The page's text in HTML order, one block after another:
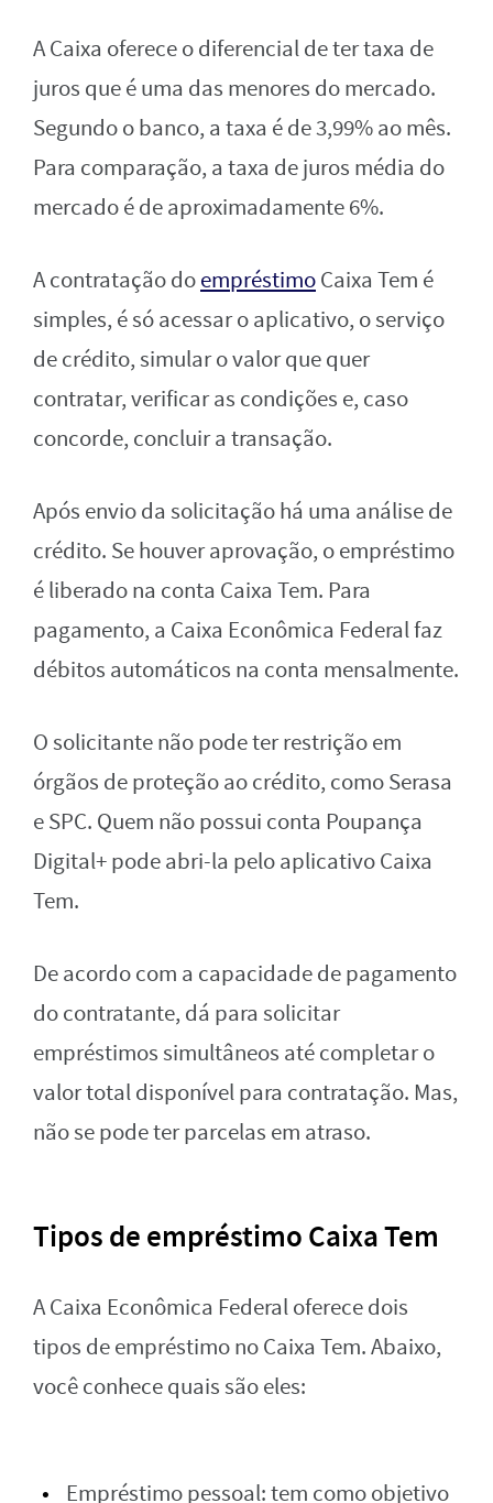
A Caixa oferece o diferencial de ter taxa de
juros que é uma das menores do mercado.
Segundo o banco, a taxa é de 3,99% ao mês.
Para comparação, a taxa de juros média do
mercado é de aproximadamente 6%.
A contratação doempréstimoCaixa Tem é
simples, é só acessar o aplicativo, o serviço
de crédito, simular o valor que quer
contratar, verificar as condições e, caso
concorde, concluir a transação.
Após envio da solicitação há uma análise de
crédito. Se houver aprovação, o empréstimo
é liberado na conta Caixa Tem. Para
pagamento, a Caixa Econômica Federal faz
débitos automáticos na conta mensalmente.
O solicitante não pode ter restrição em
órgãos de proteção ao crédito, como Serasa
e SPC. Quem não possui conta Poupança
Digital+ pode abri-la pelo aplicativo Caixa
Tem.
De acordo com a capacidade de pagamento
do contratante, dá para solicitar
empréstimos simultâneos até completar o
valor total disponível para contratação. Mas,
não se pode ter parcelas em atraso.
Tipos de empréstimo Caixa Tem
A Caixa Econômica Federal oferece dois
tipos de empréstimo no Caixa Tem. Abaixo,
você conhece quais são eles:
Empréstimo pessoal: tem como objetivo